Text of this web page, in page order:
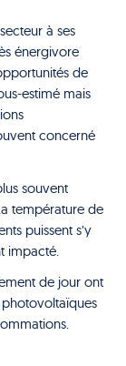
à ses
énergivore
de
estimé mais
concerné
souvent
température de
puissent s’y
impacté.
de jour ont